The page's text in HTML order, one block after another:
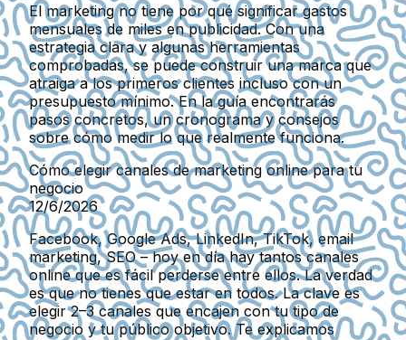
El marketing no tiene por qué significar gastos
mensuales de miles en publicidad. Con una
estrategia clara y algunas herramientas
comprobadas, se puede construir una marca que
atraiga a los primeros clientes incluso con un
presupuesto mínimo. En la guía encontrarás
pasos concretos, un cronograma y consejos
sobre cómo medir lo que realmente funciona.
Cómo elegir canales de marketing online para tu
negocio
12/6/2026
Facebook, Google Ads, LinkedIn, TikTok, email
marketing, SEO – hoy en día hay tantos canales
online que es fácil perderse entre ellos. La verdad
es que no tienes que estar en todos. La clave es
elegir 2–3 canales que encajen con tu tipo de
negocio y tu público objetivo. Te explicamos